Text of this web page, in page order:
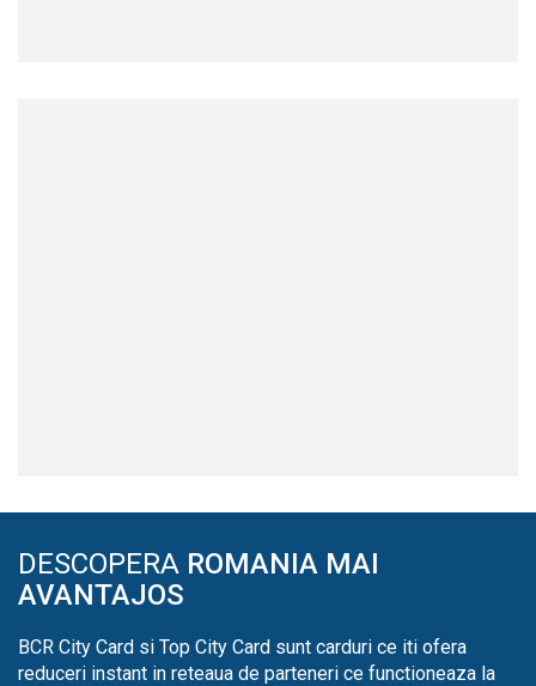
DESCOPERA ROMANIA MAI
AVANTAJOS
BCR City Card si Top City Card sunt carduri ce iti ofera
reduceri instant in reteaua de parteneri ce functioneaza la